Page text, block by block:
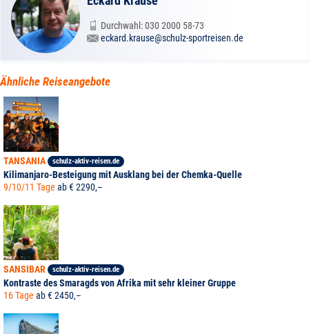
Durchwahl: 030 2000 58-73
eckard.krause@schulz-sportreisen.de
Ähnliche Reiseangebote
TANSANIA schulz-aktiv-reisen.de
Kilimanjaro-Besteigung mit Ausklang bei der Chemka-Quelle
9/10/11 Tage ab € 2290,–
SANSIBAR schulz-aktiv-reisen.de
Kontraste des Smaragds von Afrika mit sehr kleiner Gruppe
16 Tage ab € 2450,–